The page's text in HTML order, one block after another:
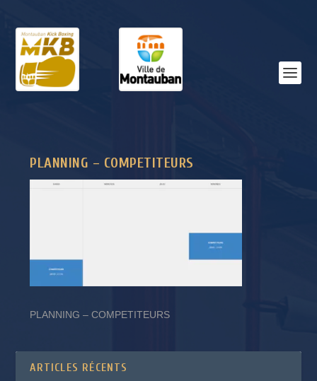
PLANNING – COMPETITEURS
PLANNING – COMPETITEURS
ARTICLES RÉCENTS